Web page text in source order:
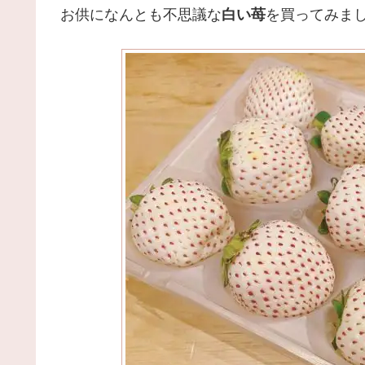
お供になんとも不思議な白い苺を買ってみま